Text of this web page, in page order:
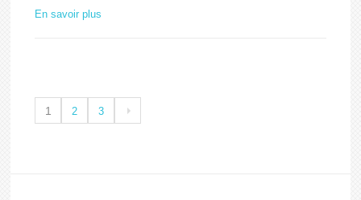
En savoir plus
1 2 3